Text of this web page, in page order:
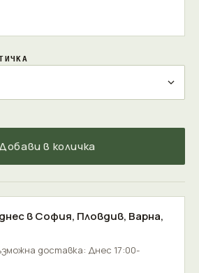
в количка
вСофия, Пловдив, Варна,
доставка: Днес 17:00-